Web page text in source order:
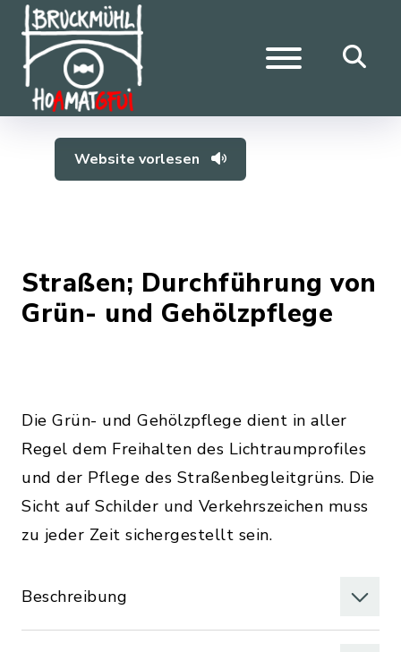
Website vorlesen
Straßen; Durchführung von
Grün- und Gehölzpflege
Die Grün- und Gehölzpflege dient in aller
Regel dem Freihalten des Lichtraumprofiles
und der Pflege des Straßenbegleitgrüns. Die
Sicht auf Schilder und Verkehrszeichen muss
zu jeder Zeit sichergestellt sein.
Beschreibung